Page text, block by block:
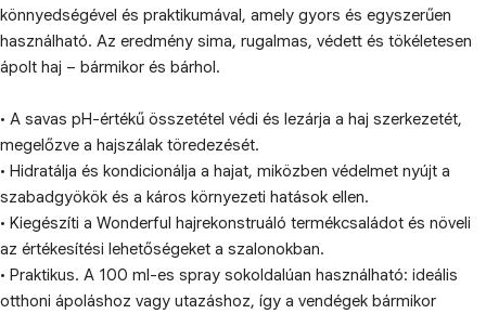
könnyedségével és praktikumával, amely gyors és egyszerűen
használható. Az eredmény sima, rugalmas, védett és tökéletesen
ápolt haj – bármikor és bárhol.
• A savas pH-értékű összetétel védi és lezárja a haj szerkezetét,
megelőzve a hajszálak töredezését.
• Hidratálja és kondicionálja a hajat, miközben védelmet nyújt a
szabadgyökök és a káros környezeti hatások ellen.
• Kiegészíti a Wonderful hajrekonstruáló termékcsaládot és növeli
az értékesítési lehetőségeket a szalonokban.
• Praktikus. A 100 ml-es spray sokoldalúan használható: ideális
otthoni ápoláshoz vagy utazáshoz, így a vendégek bármikor